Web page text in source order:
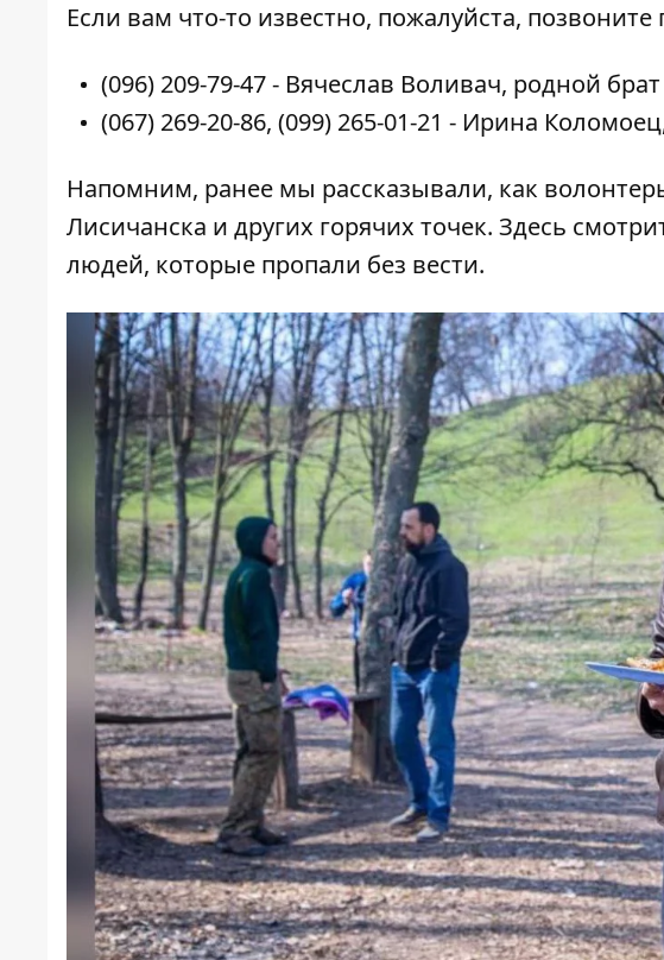
Если вам что-то известно, пожалуйста,
(096) 209-79-47- Вячеслав Воливач, родной брат
(067) 269-20-86, (099) 265-01-21 - Ирина
Напомним, ранее мы рассказывали, как
Лисичанска и других горячих точек. Здесь
людей, которые пропали без вести.